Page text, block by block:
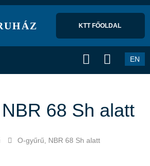
KTT FŐOLDAL
EN
68 Sh alatt
O-gyűrű, NBR 68 Sh alatt